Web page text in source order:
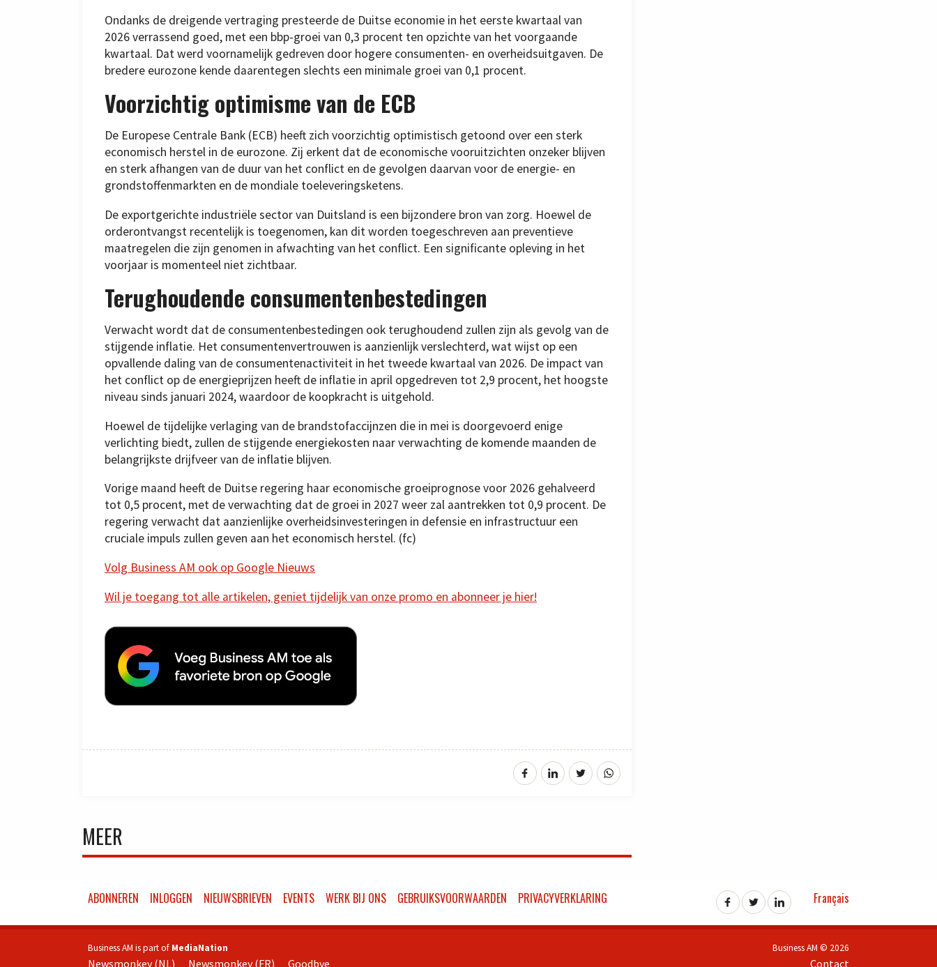
Ondanks de dreigende vertraging presteerde de Duitse economie in het eerste kwartaal van
2026 verrassend goed, met een bbp-groei van 0,3 procent ten opzichte van het voorgaande
kwartaal. Dat werd voornamelijk gedreven door hogere consumenten- en overheidsuitgaven. De
bredere eurozone kende daarentegen slechts een minimale groei van 0,1 procent.
Voorzichtig optimisme van de ECB
De Europese Centrale Bank (ECB) heeft zich voorzichtig optimistisch getoond over een sterk
economisch herstel in de eurozone. Zij erkent dat de economische vooruitzichten onzeker blijven
en sterk afhangen van de duur van het conflict en de gevolgen daarvan voor de energie- en
grondstoffenmarkten en de mondiale toeleveringsketens.
De exportgerichte industriële sector van Duitsland is een bijzondere bron van zorg. Hoewel de
orderontvangst recentelijk is toegenomen, kan dit worden toegeschreven aan preventieve
maatregelen die zijn genomen in afwachting van het conflict. Een significante opleving in het
voorjaar is momenteel niet zichtbaar.
Terughoudende consumentenbestedingen
Verwacht wordt dat de consumentenbestedingen ook terughoudend zullen zijn als gevolg van de
stijgende inflatie. Het consumentenvertrouwen is aanzienlijk verslechterd, wat wijst op een
opvallende daling van de consumentenactiviteit in het tweede kwartaal van 2026. De impact van
het conflict op de energieprijzen heeft de inflatie in april opgedreven tot 2,9 procent, het hoogste
niveau sinds januari 2024, waardoor de koopkracht is uitgehold.
Hoewel de tijdelijke verlaging van de brandstofaccijnzen die in mei is doorgevoerd enige
verlichting biedt, zullen de stijgende energiekosten naar verwachting de komende maanden de
belangrijkste drijfveer van de inflatie blijven.
Vorige maand heeft de Duitse regering haar economische groeiprognose voor 2026 gehalveerd
tot 0,5 procent, met de verwachting dat de groei in 2027 weer zal aantrekken tot 0,9 procent. De
regering verwacht dat aanzienlijke overheidsinvesteringen in defensie en infrastructuur een
cruciale impuls zullen geven aan het economisch herstel. (fc)
Volg Business AM ook op Google Nieuws
Wil je toegang tot alle artikelen, geniet tijdelijk van onze promo en abonneer je hier!
MEER
ABONNEREN INLOGGEN NIEUWSBRIEVEN EVENTS WERK BIJ ONS GEBRUIKSVOORWAARDEN PRIVACYVERKLARING Français
Business AM is part of MediaNation
Newsmonkey (NL) Newsmonkey (FR) Goodbye
Business AM © 2026
Contact